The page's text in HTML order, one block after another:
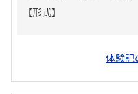
【形式】
体験記